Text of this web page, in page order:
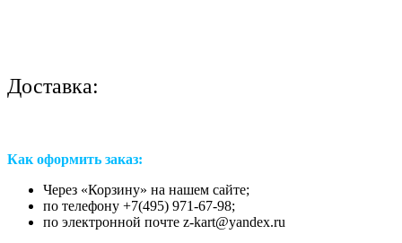
Доставка:
Как оформить заказ:
Через «Корзину» на нашем сайте;
по телефону +7(495) 971-67-98;
по электронной почте z-kart@yandex.ru